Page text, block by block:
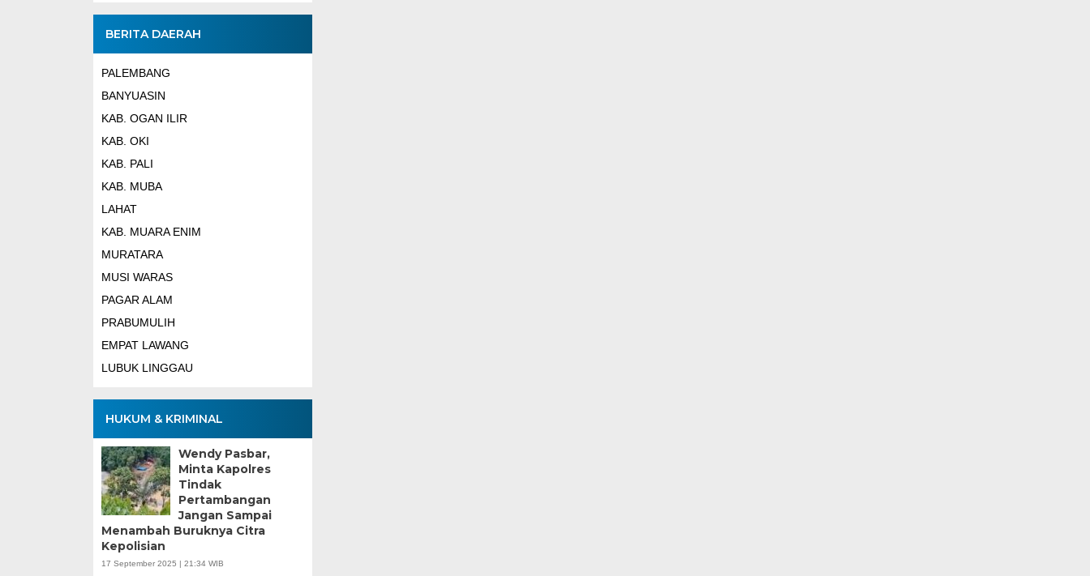
BERITA DAERAH
PALEMBANG
BANYUASIN
KAB. OGAN ILIR
KAB. OKI
KAB. PALI
KAB. MUBA
LAHAT
KAB. MUARA ENIM
MURATARA
MUSI WARAS
PAGAR ALAM
PRABUMULIH
EMPAT LAWANG
LUBUK LINGGAU
HUKUM & KRIMINAL
Wendy Pasbar,
Minta Kapolres
Tindak
Pertambangan
Jangan Sampai
Menambah Buruknya Citra
Kepolisian
17 September 2025 | 21:34 WIB